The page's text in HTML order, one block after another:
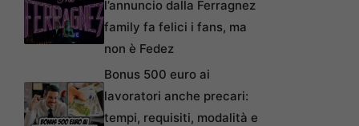
l’annuncio dalla Ferragnez
family fa felici i fans, ma
non è Fedez
Bonus 500 euro ai
lavoratori anche precari:
tempi, requisiti, modalità e